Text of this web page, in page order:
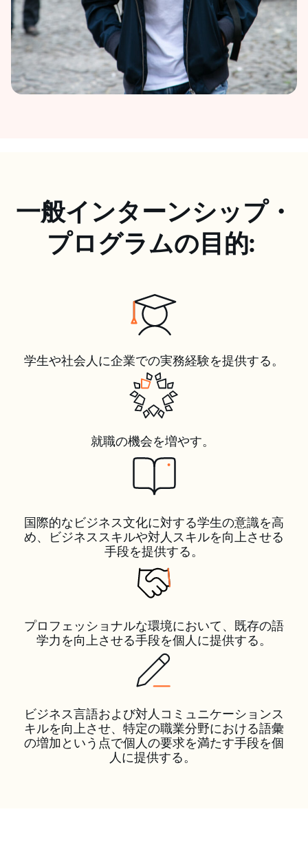
一般インターンシップ・
プログラムの目的:
学生や社会人に企業での実務経験を提供する。
就職の機会を増やす。
国際的なビジネス文化に対する学生の意識を高
め、ビジネススキルや対人スキルを向上させる
手段を提供する。
プロフェッショナルな環境において、既存の語
学力を向上させる手段を個人に提供する。
ビジネス言語および対人コミュニケーションス
キルを向上させ、特定の職業分野における語彙
の増加という点で個人の要求を満たす手段を個
人に提供する。